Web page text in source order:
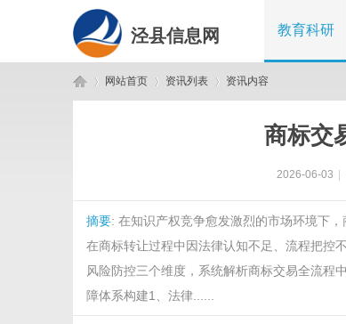
泾县信息网 教育科研
网站首页 资讯列表 资讯内容
商标交
2026-06-03
摘要: 在知识产权竞争愈发激烈的市场环境下
在商标转让过程中因法律认知不足、流程把控
风险防控三个维度，系统解析商标交易全流程
障体系构建1、法律......